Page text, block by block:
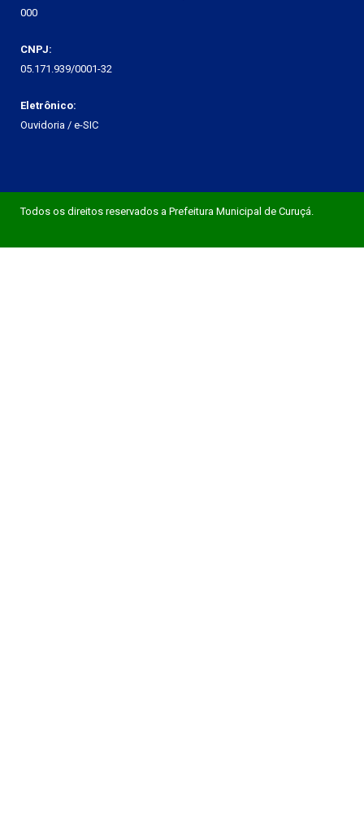
000
CNPJ:
05.171.939/0001-32
Eletrônico:
Ouvidoria / e-SIC
Todos os direitos reservados a Prefeitura Municipal de Curuçá.